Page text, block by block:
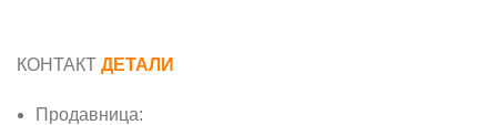
КОНТАКТ ДЕТАЛИ
Продавница: